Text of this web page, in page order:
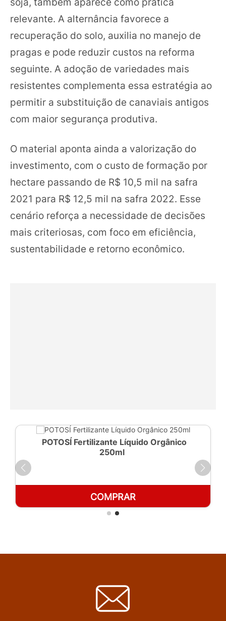
relevante. A alternância favorece a
recuperação do solo, auxilia no manejo de
pragas e pode reduzir custos na reforma
seguinte. A adoção de variedades mais
resistentes complementa essa estratégia ao
permitir a substituição de canaviais antigos
com maior segurança produtiva.
O material aponta ainda a valorização do
investimento, com o custo de formação por
hectare passando de R$ 10,5 mil na safra
2021 para R$ 12,5 mil na safra 2022. Esse
cenário reforça a necessidade de decisões
mais criteriosas, com foco em eficiência,
sustentabilidade e retorno econômico.
POTOSÍ Fertilizante Líquido Orgânico
250ml
COMPRAR